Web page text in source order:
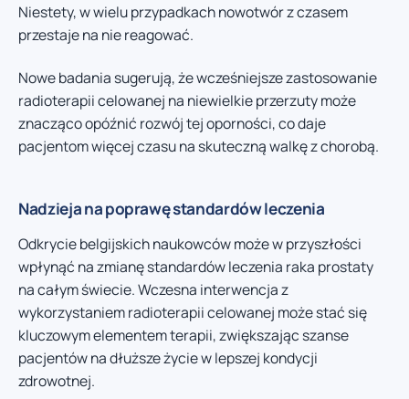
Niestety, w wielu przypadkach nowotwór z czasem
przestaje na nie reagować.
Nowe badania sugerują, że wcześniejsze zastosowanie
radioterapii celowanej na niewielkie przerzuty może
znacząco opóźnić rozwój tej oporności, co daje
pacjentom więcej czasu na skuteczną walkę z chorobą.
Nadzieja na poprawę standardów leczenia
Odkrycie belgijskich naukowców może w przyszłości
wpłynąć na zmianę standardów leczenia raka prostaty
na całym świecie. Wczesna interwencja z
wykorzystaniem radioterapii celowanej może stać się
kluczowym elementem terapii, zwiększając szanse
pacjentów na dłuższe życie w lepszej kondycji
zdrowotnej.